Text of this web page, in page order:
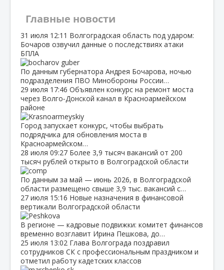
Главные новости
31 июля 12:11 Волгоградская область под ударом:
Бочаров озвучил данные о последствиях атаки
БПЛА
По данным губернатора Андрея Бочарова, ночью
подразделения ПВО Минобороны России…
29 июля 17:46 Объявлен конкурс на ремонт моста
через Волго‑Донской канал в Красноармейском
районе
Город запускает конкурс, чтобы выбрать
подрядчика для обновления моста в
Красноармейском…
28 июля 09:27 Более 3,9 тысяч вакансий от 200
тысяч рублей открыто в Волгоградской области
По данным за май — июнь 2026, в Волгоградской
области размещено свыше 3,9 тыс. вакансий с…
27 июля 15:16 Новые назначения в финансовой
вертикали Волгоградской области
В регионе — кадровые подвижки: комитет финансов
временно возглавит Ирина Пешкова, до…
25 июля 13:02 Глава Волгограда поздравил
сотрудников СК с профессиональным праздником и
отметил работу кадетских классов